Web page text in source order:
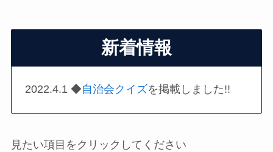
新着情報
2022.4.1 ◆自治会クイズを掲載しました!!
見たい項目をクリックしてください